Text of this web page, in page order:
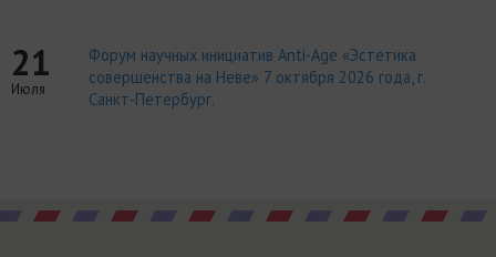
21
Июля
Форум научных инициатив Anti-Age «Эстетика
совершенства на Неве» 7 октября 2026 года, г.
Санкт-Петербург.